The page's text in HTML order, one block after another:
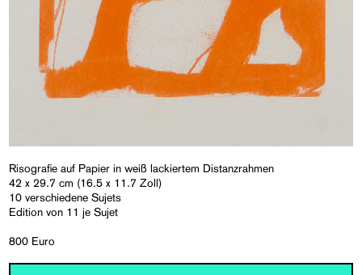
Risografie auf Papier in weiß lackiertem Distanzrahmen
42 x 29.7 cm (16.5 x 11.7 Zoll)
10 verschiedene Sujets
Edition von 11 je Sujet
800 Euro